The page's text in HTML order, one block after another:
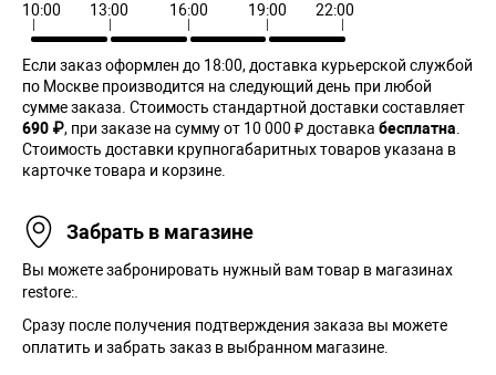
10:00
13:00 16:00 19:00 22:00
Если заказ оформлен до 18:00, доставка курьерской службой
по Москве производится на следующий день при любой
сумме заказа. Cтоимость стандартной доставки составляет
690 ₽, при заказе на сумму от 10 000 ₽ доставка бесплатна.
Стоимость доставки крупногабаритных товаров указана в
карточке товара и корзине.
Забрать в магазине
Вы можете забронировать нужный вам товар в магазинах
restore:.
Сразу после получения подтверждения заказа вы можете
оплатить и забрать заказ в выбранном магазине.